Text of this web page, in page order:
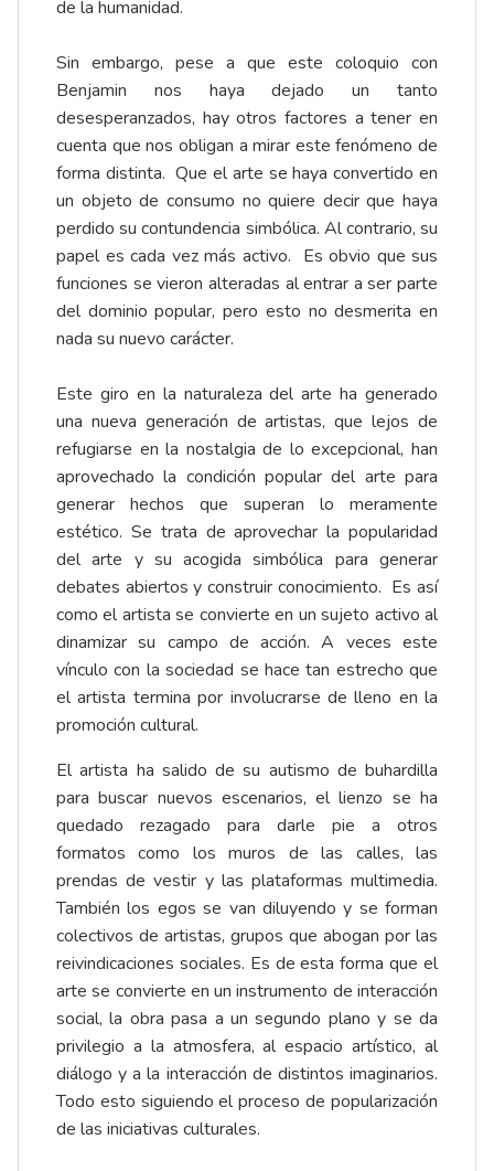
de la humanidad.
Sin embargo, pese a que este coloquio con
Benjamin nos haya dejado un tanto
desesperanzados, hay otros factores a tener en
cuenta que nos obligan a mirar este fenómeno de
forma distinta. Que el arte se haya convertido en
un objeto de consumo no quiere decir que haya
perdido su contundencia simbólica. Al contrario, su
papel es cada vez más activo. Es obvio que sus
funciones se vieron alteradas al entrar a ser parte
del dominio popular, pero esto no desmerita en
nada su nuevo carácter.
Este giro en la naturaleza del arte ha generado
una nueva generación de artistas, que lejos de
refugiarse en la nostalgia de lo excepcional, han
aprovechado la condición popular del arte para
generar hechos que superan lo meramente
estético. Se trata de aprovechar la popularidad
del arte y su acogida simbólica para generar
debates abiertos y construir conocimiento. Es así
como el artista se convierte en un sujeto activo al
dinamizar su campo de acción. A veces este
vínculo con la sociedad se hace tan estrecho que
el artista termina por involucrarse de lleno en la
promoción cultural.
El artista ha salido de su autismo de buhardilla
para buscar nuevos escenarios, el lienzo se ha
quedado rezagado para darle pie a otros
formatos como los muros de las calles, las
prendas de vestir y las plataformas multimedia.
También los egos se van diluyendo y se forman
colectivos de artistas, grupos que abogan por las
reivindicaciones sociales. Es de esta forma que el
arte se convierte en un instrumento de interacción
social, la obra pasa a un segundo plano y se da
privilegio a la atmosfera, al espacio artístico, al
diálogo y a la interacción de distintos imaginarios.
Todo esto siguiendo el proceso de popularización
de las iniciativas culturales.